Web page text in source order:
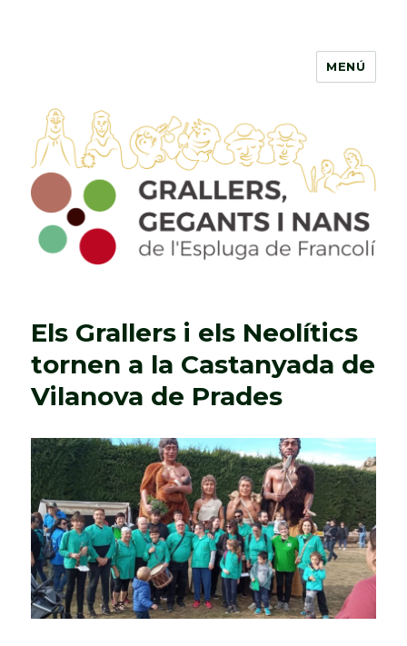
Grallers, Gegants i Nans de
l'Espluga de Francolí
MENÚ
Els Grallers i els Neolítics
tornen a la Castanyada de
Vilanova de Prades